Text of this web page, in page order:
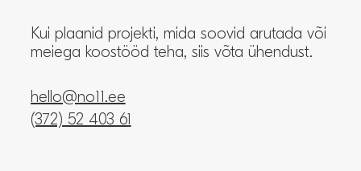
Kui plaanid projekti, mida soovid arutada või
meiega koostööd teha, siis võta ühendust.
hello@no11.ee
(372) 52 403 61